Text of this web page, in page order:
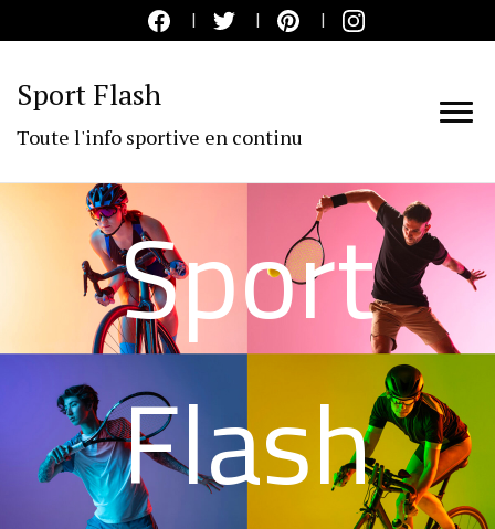
Sport Flash
Toute l'info sportive en continu
Sport
Flash